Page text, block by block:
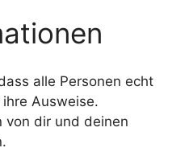
alle Personen echt
Ausweise.
von dir und deinen